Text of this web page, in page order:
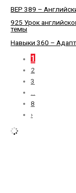
BEP 389 –
925 Урок
темы
Навыки 360 –
1
2
3
8
›